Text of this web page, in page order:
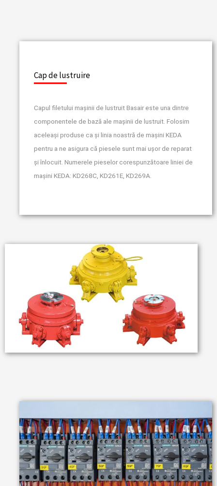
Cap de lustruire
Capul filetului mașinii de lustruit Basair este una dintre
componentele de bază ale mașinii de lustruit. Folosim
aceleași produse ca și linia noastră de mașini KEDA
pentru a ne asigura că piesele sunt mai ușor de reparat
și înlocuit. Numerele pieselor corespunzătoare liniei de
mașini KEDA: KD268C, KD261E, KD269A.